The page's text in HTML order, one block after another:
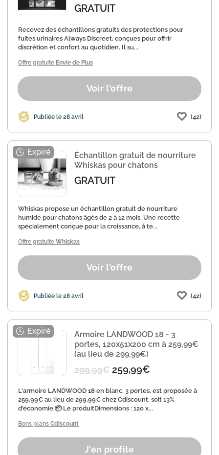
GRATUIT
Recevez des échantillons gratuits des protections pour
fuites urinaires Always Discreet, conçues pour offrir
discrétion et confort au quotidien. Il su...
Offre gratuite Envie de Plus
Voir l'offre
Publiée le 28 avril (42)
Échantillon gratuit de nourriture
Whiskas pour chatons
GRATUIT
Whiskas propose un échantillon gratuit de nourriture
humide pour chatons âgés de 2 à 12 mois. Une recette
spécialement conçue pour la croissance, à te...
Offre gratuite Whiskas
Voir l'offre
Publiée le 28 avril (42)
Armoire LANDWOOD 18 - 3
portes, 120x51x200 cm à 259,99€
(au lieu de 299,99€)
299,99€ 259,99€
L'armoire LANDWOOD 18 en blanc, 3 portes, est proposée à
259,99€ au lieu de 299,99€ chez Cdiscount, soit 13%
d'économie.📦 Le produitDimensions : 120 x...
Bons plans Cdiscount
J'en profite